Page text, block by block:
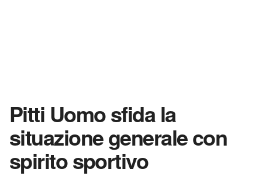
Pitti Uomo sfida la
situazione generale con
spirito sportivo